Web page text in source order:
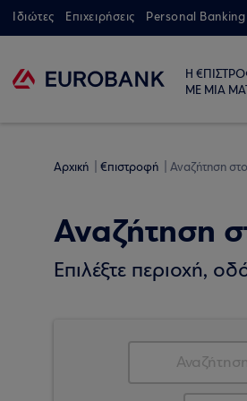
Ιδιώτες Επιχειρήσεις Personal Banking
Η
ΜΕ ΜΙΑ
Αρχική €πιστροφή Αναζήτηση
Αναζήτηση
Επιλέξτε περιοχή,